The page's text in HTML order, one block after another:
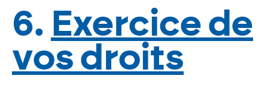
6. Exercice de
vos droits